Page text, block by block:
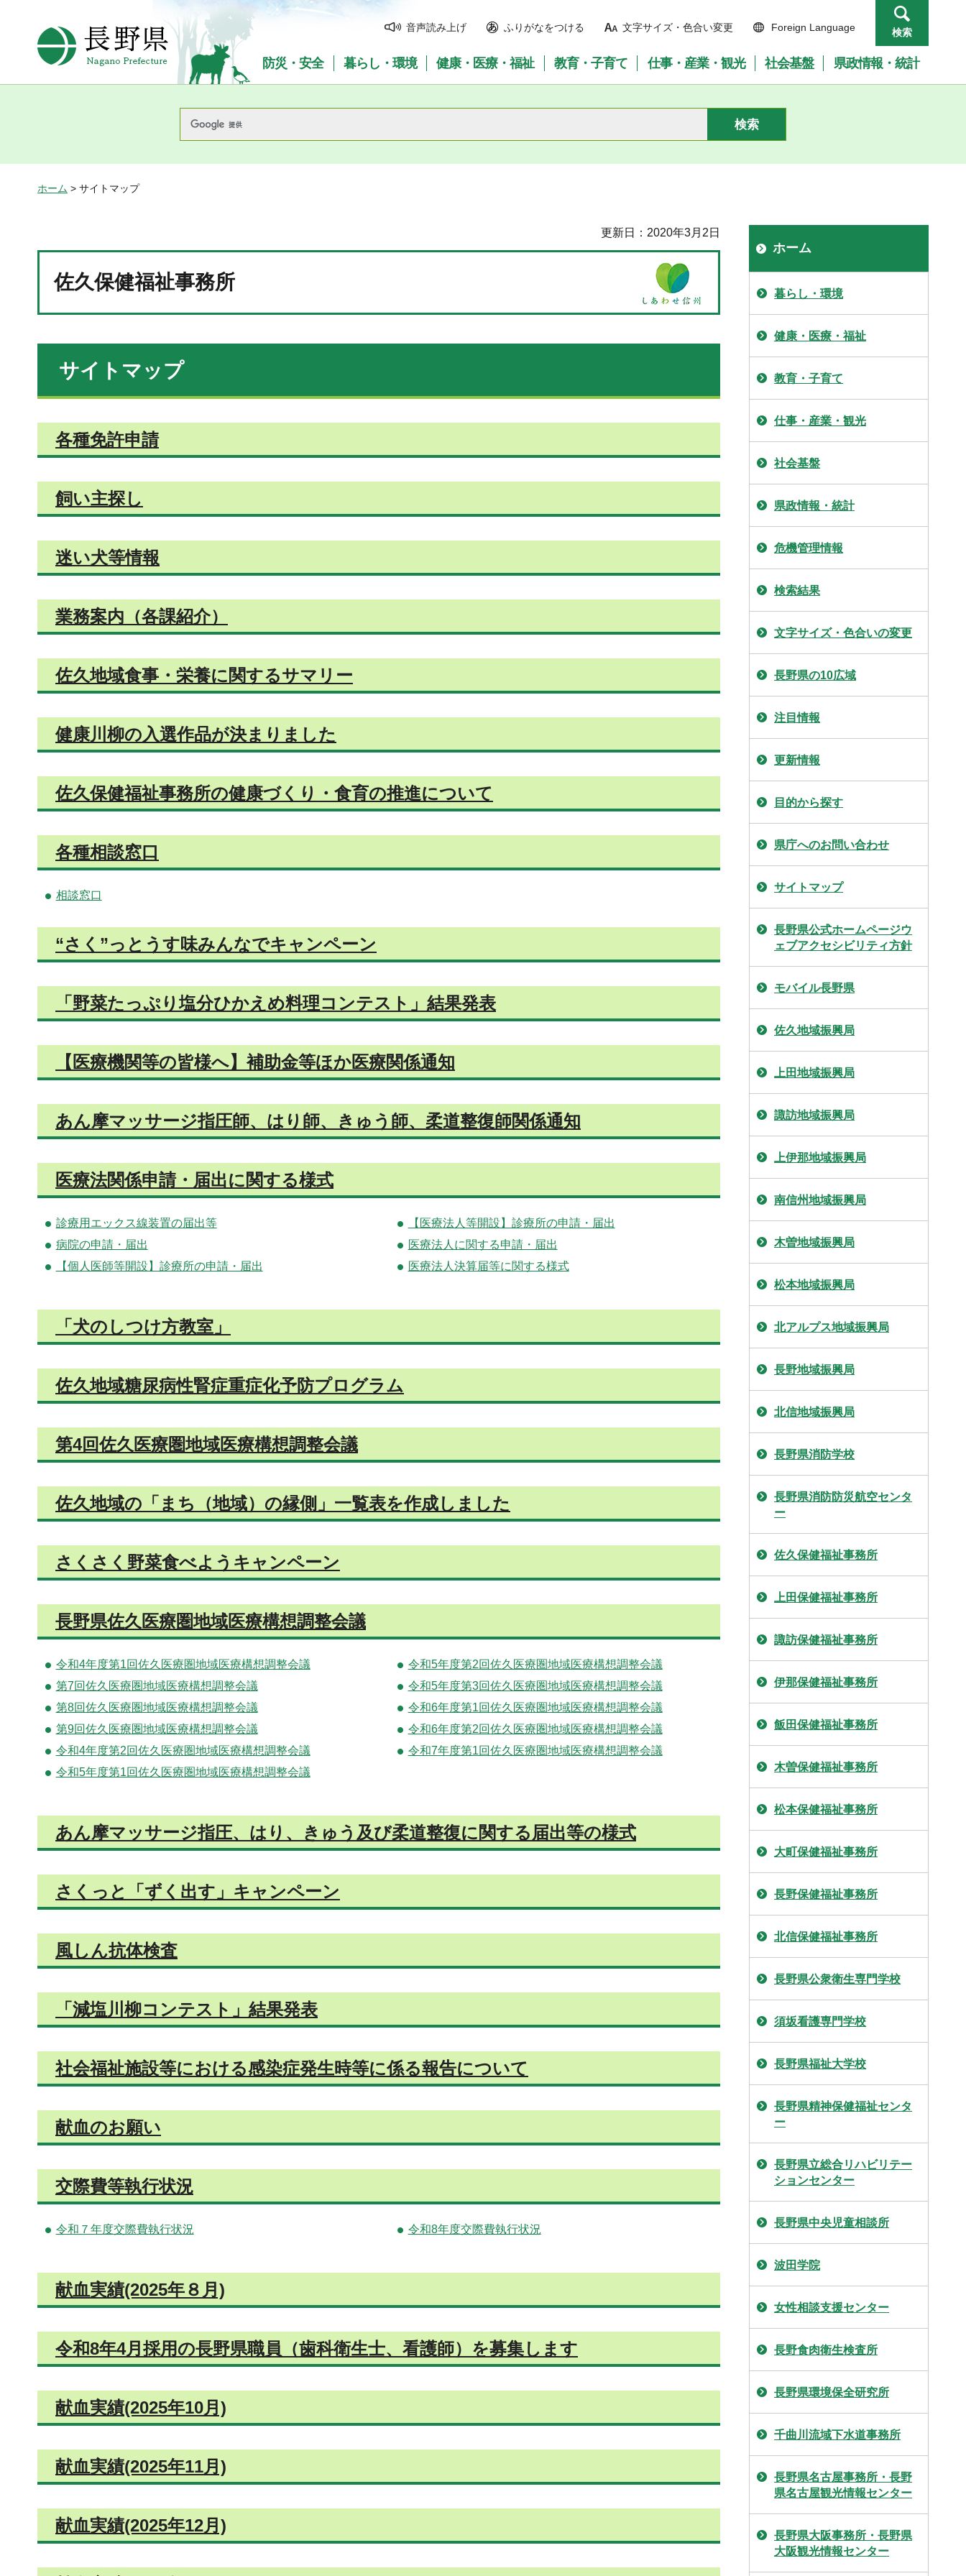
長野県Nagano Prefecture
音声読み上げ ふりがなをつける 文字サイズ・色合い変更 Foreign Language 検索
防災・安全 暮らし・環境 健康・医療・福祉 教育・子育て 仕事・産業・観光 社会基盤 県政情報・統計
ホーム > サイトマップ
更新日：2020年3月2日
佐久保健福祉事務所
サイトマップ
各種免許申請
飼い主探し
迷い犬等情報
業務案内（各課紹介）
佐久地域食事・栄養に関するサマリー
健康川柳の入選作品が決まりました
佐久保健福祉事務所の健康づくり・食育の推進について
各種相談窓口
相談窓口
“さく”っとうす味みんなでキャンペーン
「野菜たっぷり塩分ひかえめ料理コンテスト」結果発表
【医療機関等の皆様へ】補助金等ほか医療関係通知
あん摩マッサージ指圧師、はり師、きゅう師、柔道整復師関係通知
医療法関係申請・届出に関する様式
診療用エックス線装置の届出等
病院の申請・届出
【個人医師等開設】診療所の申請・届出
【医療法人等開設】診療所の申請・届出
医療法人に関する申請・届出
医療法人決算届等に関する様式
「犬のしつけ方教室」
佐久地域糖尿病性腎症重症化予防プログラム
第4回佐久医療圏地域医療構想調整会議
佐久地域の「まち（地域）の縁側」一覧表を作成しました
さくさく野菜食べようキャンペーン
長野県佐久医療圏地域医療構想調整会議
令和4年度第1回佐久医療圏地域医療構想調整会議
第7回佐久医療圏地域医療構想調整会議
第8回佐久医療圏地域医療構想調整会議
第9回佐久医療圏地域医療構想調整会議
令和4年度第2回佐久医療圏地域医療構想調整会議
令和5年度第1回佐久医療圏地域医療構想調整会議
令和5年度第2回佐久医療圏地域医療構想調整会議
令和5年度第3回佐久医療圏地域医療構想調整会議
令和6年度第1回佐久医療圏地域医療構想調整会議
令和6年度第2回佐久医療圏地域医療構想調整会議
令和7年度第1回佐久医療圏地域医療構想調整会議
あん摩マッサージ指圧、はり、きゅう及び柔道整復に関する届出等の様式
さくっと「ずく出す」キャンペーン
風しん抗体検査
「減塩川柳コンテスト」結果発表
社会福祉施設等における感染症発生時等に係る報告について
献血のお願い
交際費等執行状況
令和７年度交際費執行状況 令和8年度交際費執行状況
献血実績(2025年８月)
令和8年4月採用の長野県職員（歯科衛生士、看護師）を募集します
献血実績(2025年10月)
献血実績(2025年11月)
献血実績(2025年12月)
ホーム
暮らし・環境
健康・医療・福祉
教育・子育て
仕事・産業・観光
社会基盤
県政情報・統計
危機管理情報
検索結果
文字サイズ・色合いの変更
長野県の10広域
注目情報
更新情報
目的から探す
県庁へのお問い合わせ
サイトマップ
長野県公式ホームページウ
ェブアクセシビリティ方針
モバイル長野県
佐久地域振興局
上田地域振興局
諏訪地域振興局
上伊那地域振興局
南信州地域振興局
木曽地域振興局
松本地域振興局
北アルプス地域振興局
長野地域振興局
北信地域振興局
長野県消防学校
長野県消防防災航空センタ
ー
佐久保健福祉事務所
上田保健福祉事務所
諏訪保健福祉事務所
伊那保健福祉事務所
飯田保健福祉事務所
木曽保健福祉事務所
松本保健福祉事務所
大町保健福祉事務所
長野保健福祉事務所
北信保健福祉事務所
長野県公衆衛生専門学校
須坂看護専門学校
長野県福祉大学校
長野県精神保健福祉センタ
ー
長野県立総合リハビリテー
ションセンター
長野県中央児童相談所
波田学院
女性相談支援センター
長野食肉衛生検査所
長野県環境保全研究所
千曲川流域下水道事務所
長野県名古屋事務所・長野
県名古屋観光情報センター
長野県大阪事務所・長野県
大阪観光情報センター